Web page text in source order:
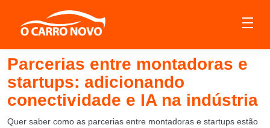
Parcerias entre montadoras e
startups: adicionando
conectividade e IA na indústria
Quer saber como as parcerias entre montadoras e startups estão